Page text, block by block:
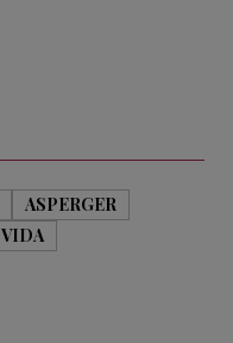
ASPERGER
VIDA